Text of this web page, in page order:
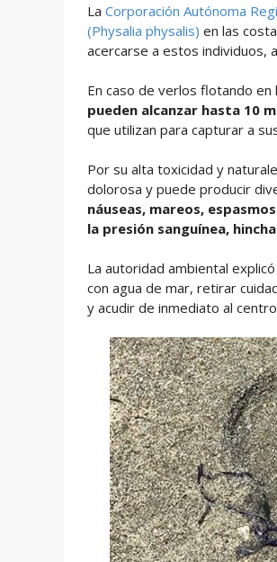
La Corporación Autónoma
(Physalia physalis) en las
acercarse a estos individuos,
En caso de verlos flotando
pueden alcanzar hasta 10
que utilizan para capturar a
Por su alta toxicidad y
dolorosa y puede producir
náuseas, mareos,
la presión sanguínea,
La autoridad ambiental
con agua de mar, retirar
y acudir de inmediato al